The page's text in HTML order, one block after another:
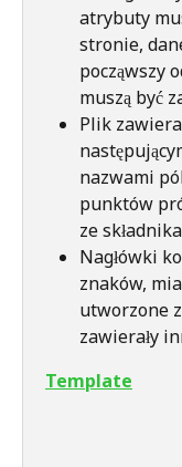
atrybuty
stronie,
począwszy
muszą być
Plik
nazwami
punktów
ze
Nagłówki
znaków,
utworzone
zawierały
Template